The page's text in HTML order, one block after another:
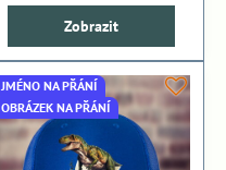
Zobrazit
JMÉNO NA PŘÁNÍ
OBRÁZEK NA PŘÁNÍ